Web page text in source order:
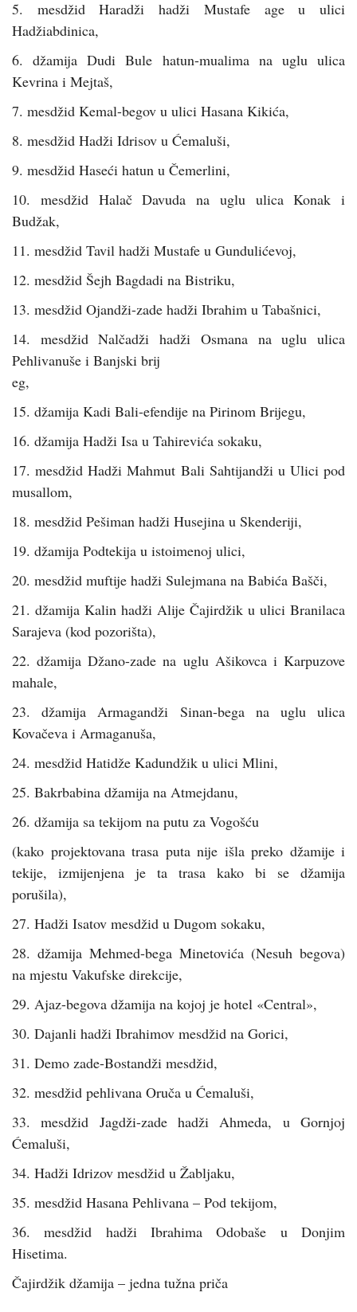
5. mesdžid Haradži hadži Mustafe age u ulici
Hadžiabdinica,
6. džamija Dudi Bule hatun-mualima na uglu ulica
Kevrina i Mejtaš,
7. mesdžid Kemal-begov u ulici Hasana Kikića,
8. mesdžid Hadži Idrisov u Ćemaluši,
9. mesdžid Haseći hatun u Čemerlini,
10. mesdžid Halač Davuda na uglu ulica Konak i
Budžak,
11. mesdžid Tavil hadži Mustafe u Gundulićevoj,
12. mesdžid Šejh Bagdadi na Bistriku,
13. mesdžid Ojandži-zade hadži Ibrahim u Tabašnici,
14. mesdžid Nalčadži hadži Osmana na uglu ulica
Pehlivanuše i Banjski brij
eg,
15. džamija Kadi Bali-efendije na Pirinom Brijegu,
16. džamija Hadži Isa u Tahirevića sokaku,
17. mesdžid Hadži Mahmut Bali Sahtijandži u Ulici pod
musallom,
18. mesdžid Pešiman hadži Husejina u Skenderiji,
19. džamija Podtekija u istoimenoj ulici,
20. mesdžid muftije hadži Sulejmana na Babića Bašči,
21. džamija Kalin hadži Alije Čajirdžik u ulici Branilaca
Sarajeva (kod pozorišta),
22. džamija Džano-zade na uglu Ašikovca i Karpuzove
mahale,
23. džamija Armagandži Sinan-bega na uglu ulica
Kovačeva i Armaganuša,
24. mesdžid Hatidže Kadundžik u ulici Mlini,
25. Bakrbabina džamija na Atmejdanu,
26. džamija sa tekijom na putu za Vogošću
(kako projektovana trasa puta nije išla preko džamije i
tekije, izmijenjena je ta trasa kako bi se džamija
porušila),
27. Hadži Isatov mesdžid u Dugom sokaku,
28. džamija Mehmed-bega Minetovića (Nesuh begova)
na mjestu Vakufske direkcije,
29. Ajaz-begova džamija na kojoj je hotel «Central»,
30. Dajanli hadži Ibrahimov mesdžid na Gorici,
31. Demo zade-Bostandži mesdžid,
32. mesdžid pehlivana Oruča u Ćemaluši,
33. mesdžid Jagdži-zade hadži Ahmeda, u Gornjoj
Ćemaluši,
34. Hadži Idrizov mesdžid u Žabljaku,
35. mesdžid Hasana Pehlivana – Pod tekijom,
36. mesdžid hadži Ibrahima Odobaše u Donjim
Hisetima.
Čajirdžik džamija – jedna tužna priča